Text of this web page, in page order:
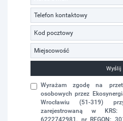
Wyślij
Wyrażam zgodę na
osobowych przez
Wrocławiu (51-319)
zarejestrowaną w